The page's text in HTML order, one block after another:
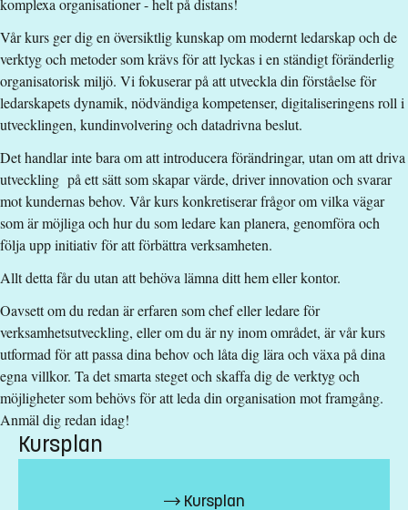
13500 kr - OBS! Gäller bara studenter utanför EU/EES och
Schweiz.
Har du frågor om kursen, kontakta oss.
Studievägledning
fristaendekurs.lith@liu.se
Frida Carlsson
frida.carlsson@liu.se
+4613281049
Mattias Elg
+4613284401
Kursplan
komplexa organisationer - helt på distans!
Vår kurs ger dig en översiktlig kunskap om modernt ledarskap och de
verktyg och metoder som krävs för att lyckas i en ständigt föränderlig
organisatorisk miljö. Vi fokuserar på att utveckla din förståelse för
ledarskapets dynamik, nödvändiga kompetenser, digitaliseringens roll i
utvecklingen, kundinvolvering och datadrivna beslut.
Det handlar inte bara om att introducera förändringar, utan om att driva
utveckling på ett sätt som skapar värde, driver innovation och svarar
mot kundernas behov. Vår kurs konkretiserar frågor om vilka vägar
som är möjliga och hur du som ledare kan planera, genomföra och
följa upp initiativ för att förbättra verksamheten.
Allt detta får du utan att behöva lämna ditt hem eller kontor.
Oavsett om du redan är erfaren som chef eller ledare för
verksamhetsutveckling, eller om du är ny inom området, är vår kurs
utformad för att passa dina behov och låta dig lära och växa på dina
egna villkor. Ta det smarta steget och skaffa dig de verktyg och
möjligheter som behövs för att leda din organisation mot framgång.
Anmäl dig redan idag!
Kursplan
Kursplan